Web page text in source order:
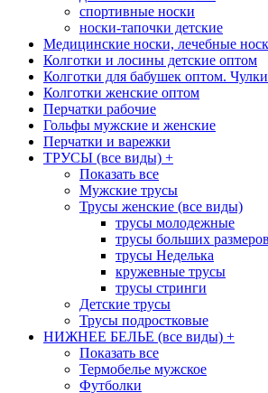
спортивные носки
носки-тапочки детские
Медицинские носки, лечебные
Колготки и лосины детские оптом
Колготки для бабушек оптом.
Колготки женские оптом
Перчатки рабочие
Гольфы мужские и женские
Перчатки и варежки
ТРУСЫ (все виды) +
Показать все
Мужские трусы
Трусы женские (все виды)
трусы молодежные
трусы больших размеров
трусы Неделька
кружевные трусы
трусы стринги
Детские трусы
Трусы подростковые
НИЖНЕЕ БЕЛЬЕ (все виды) +
Показать все
Термобелье мужское
Футболки